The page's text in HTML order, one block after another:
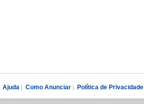
Ajuda Como Anunciar Política de Privacidade